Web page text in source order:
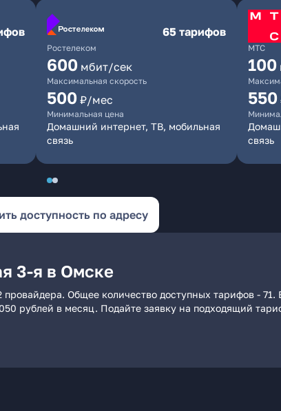
Ростелеком
65 тарифов
600 мбит/сек
Максимальная скорость
500 ₽/мес
Минимальная цена
Домашний интернет, ТВ, мобильная
связь
МТС
100
550
связь
доступность по адресу
3-я в Омске
Общее количество доступных тарифов -
рублей в месяц. Подайте заявку на подходящий